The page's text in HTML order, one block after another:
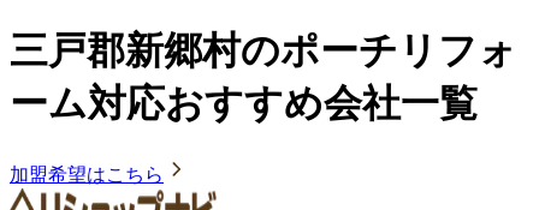
三戸郡新郷村のポーチリフォ
ーム対応おすすめ会社一覧
加盟希望はこちら